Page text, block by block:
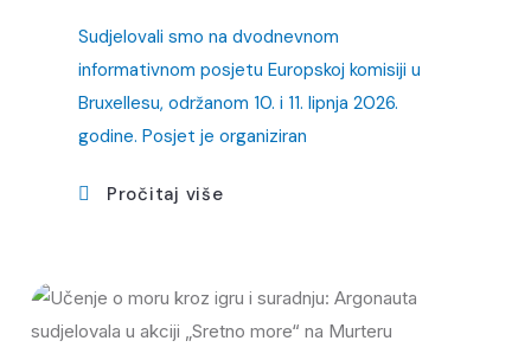
Sudjelovali smo na dvodnevnom
informativnom posjetu Europskoj komisiji u
Bruxellesu, održanom 10. i 11. lipnja 2026.
godine. Posjet je organiziran
Pročitaj više